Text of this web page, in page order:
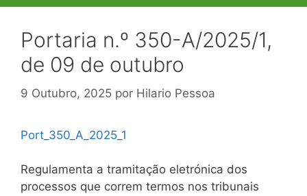
Portaria n.º 350-A/2025/1,
de 09 de outubro
9 Outubro, 2025 por Hilario Pessoa
Port_350_A_2025_1
Regulamenta a tramitação eletrónica dos
processos que correm termos nos tribunais